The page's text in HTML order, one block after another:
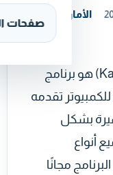
صفحات
الأمان
كاسبرسكاي فري (Kaspersky Free) هو برنامج
تقدمه
بشكل
أنواع
مجانًا